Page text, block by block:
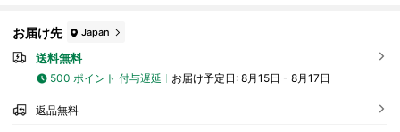
お届け先 Japan
送料無料
500 ポイント 付与遅延 お届け予定日: 8月15日 - 8月17日
返品無料